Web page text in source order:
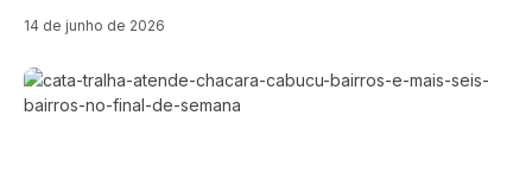
14 de junho de 2026